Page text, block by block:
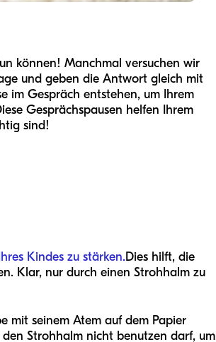
können! Manchmal versuchen wir
und geben die Antwort gleich mit
im Gespräch entstehen, um Ihrem
Gesprächspausen helfen Ihrem
sind!
Kindes zu stärken.Dies hilft, die
Klar, nur durch einen Strohhalm zu
mit seinem Atem auf dem Papier
Strohhalm nicht benutzen darf, um